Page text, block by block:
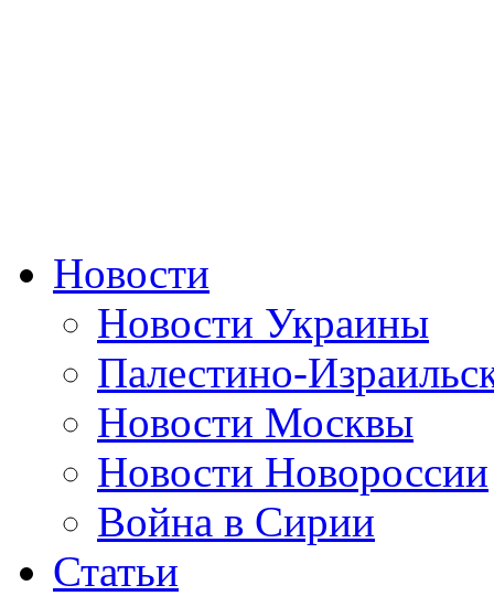
Новости
Новости Украины
Палестино-
Новости Москвы
Новости Новороссии
Война в Сирии
Статьи